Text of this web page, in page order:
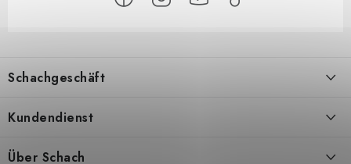
ß
z
e
Schachgeschäft
Kontakt
Kundendienst
Geschäftsbedingungen
Über Schach